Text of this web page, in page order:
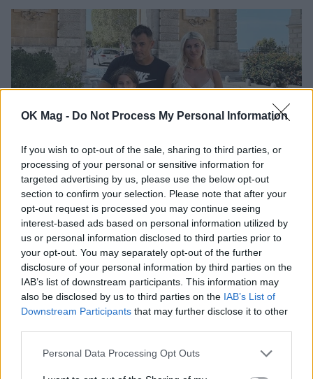
OK Mag - Do Not Process My Personal Information
If you wish to opt-out of the sale, sharing to third parties, or
processing of your personal or sensitive information for
targeted advertising by us, please use the below opt-out
section to confirm your selection. Please note that after your
opt-out request is processed you may continue seeing
interest-based ads based on personal information utilized by
us or personal information disclosed to third parties prior to
your opt-out. You may separately opt-out of the further
disclosure of your personal information by third parties on the
IAB’s list of downstream participants. This information may
also be disclosed by us to third parties on the IAB’s List of
Downstream Participants that may further disclose it to other
Personal Data Processing Opt Outs
Όλγα Πηλιάκη: Ποζάρει με μαύρο μπικίνι σε
παραλία της Γαλλίας λίγο πριν φτάσει στην
Ισπανία μαζί με την οικογένειά της
CELEBRITIES